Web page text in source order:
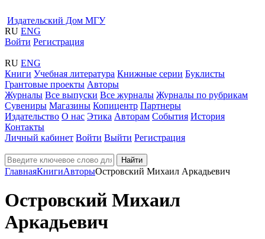
Издательский Дом МГУ
RU ENG
Войти Регистрация
RU ENG
Книги Учебная литература Книжные серии Буклисты
Грантовые проекты Авторы
Журналы Все выпуски Все журналы Журналы по рубрикам
Сувениры Магазины Копицентр Партнеры
Издательство О нас Этика Авторам События История
Контакты
Личный кабинет Войти Выйти Регистрация
Найти
ГлавнаяКнигиАвторыОстровский Михаил Аркадьевич
Островский Михаил
Аркадьевич